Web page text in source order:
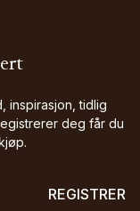
inspirasjon, tidlig
deg får du
REGISTRER